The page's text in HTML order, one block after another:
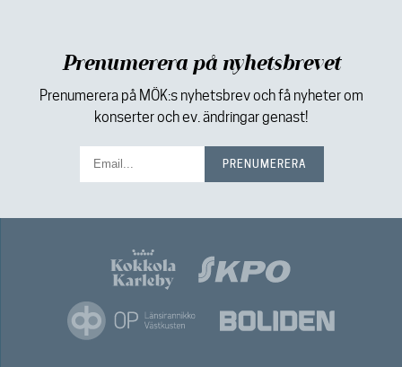
Prenumerera på nyhetsbrevet
Prenumerera på MÖK:s nyhetsbrev och få nyheter om
konserter och ev. ändringar genast!